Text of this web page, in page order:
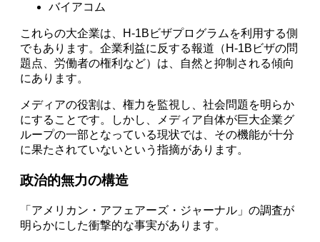
バイアコム
これらの大企業は、H-1Bビザプログラムを利用する側
でもあります。企業利益に反する報道（H-1Bビザの問
題点、労働者の権利など）は、自然と抑制される傾向
にあります。
メディアの役割は、権力を監視し、社会問題を明らか
にすることです。しかし、メディア自体が巨大企業グ
ループの一部となっている現状では、その機能が十分
に果たされていないという指摘があります。
政治的無力の構造
「アメリカン・アフェアーズ・ジャーナル」の調査が
明らかにした衝撃的な事実があります。